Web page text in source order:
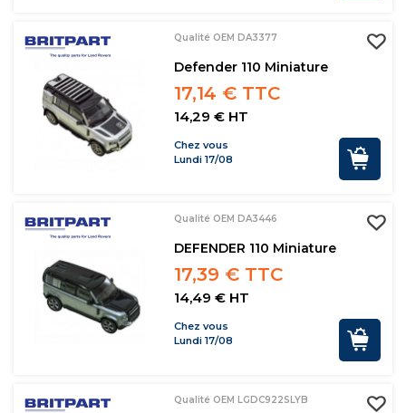
Qualité OEM DA3377
Defender 110 Miniature
17,14 € TTC
14,29 € HT
Chez vous
Lundi 17/08
Qualité OEM DA3446
DEFENDER 110 Miniature
17,39 € TTC
14,49 € HT
Chez vous
Lundi 17/08
Qualité OEM LGDC922SLYB